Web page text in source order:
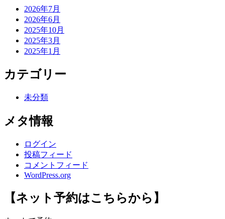
2026年7月
2026年6月
2025年10月
2025年3月
2025年1月
カテゴリー
未分類
メタ情報
ログイン
投稿フィード
コメントフィード
WordPress.org
【ネット予約はこちらから】